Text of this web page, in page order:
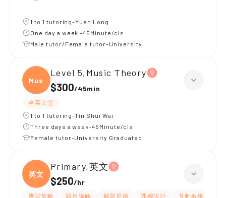
1 to 1 tutoring-Yuen Long
One day a week -45Minute/cls
Male tutor/Female tutor-University
Music
Level 5,Music Theory
$300/45min
全英上堂
1 to 1 tutoring-Tin Shui Wai
Three days a week-45Minute/cls
Female tutor-University Graduated
英文
Primary,英文
$250/hr
應試策略 題目講解 解題思路 課程設計 互動教學